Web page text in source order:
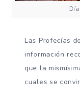
Las Profecías
información
que la
cuales se